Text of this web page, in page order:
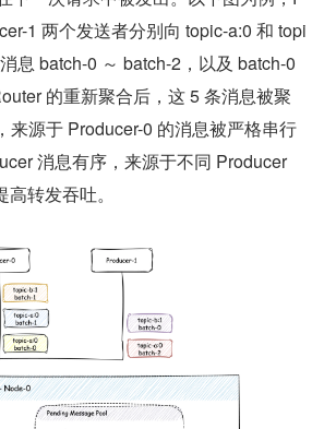
1 两个发送者分别向 topic-a:0 和 topi
息 batch-0 ～ batch-2，以及 batch-0
的重新聚合后，这 5 条消息被聚
来源于 Producer-0 的消息被严格串行
消息有序，来源于不同 Producer
转发吞吐。